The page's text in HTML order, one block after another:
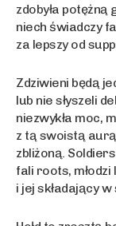
zdobyła
niech świadczy
za lepszy od
Zdziwieni będą
lub nie słyszeli
niezwykła moc,
z tą swoistą
zbliżoną.
fali roots,
i jej składający